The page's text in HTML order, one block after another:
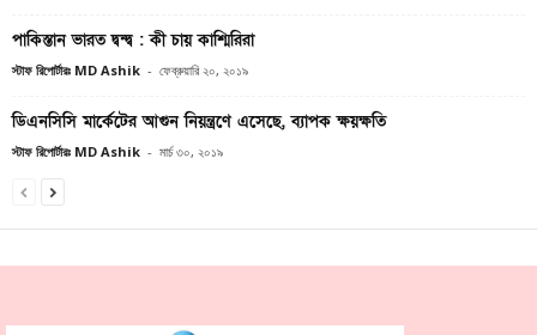
পাকিস্তান ভারত দ্বন্দ্ব : কী চায় কাশ্মিরিরা
স্টাফ রিপোর্টারঃ MD Ashik - ফেব্রুয়ারি ২০, ২০১৯
ডিএনসিসি মার্কেটের আগুন নিয়ন্ত্রণে এসেছে, ব্যাপক ক্ষয়ক্ষতি
স্টাফ রিপোর্টারঃ MD Ashik - মার্চ ৩০, ২০১৯